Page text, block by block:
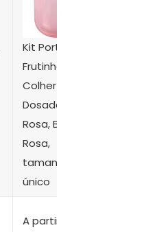
Kit Porta
Frutinha E
Colher
Dosadora
Rosa, BUBA,
Rosa,
tamanho
único
A partir de